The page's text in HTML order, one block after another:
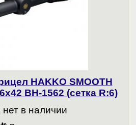
HAKKO SMOOTH
BH-1562 (сетка R:6)
в наличии